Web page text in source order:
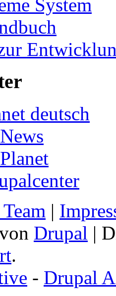
System
deutsch
|
Drupal |
.
- Drupal